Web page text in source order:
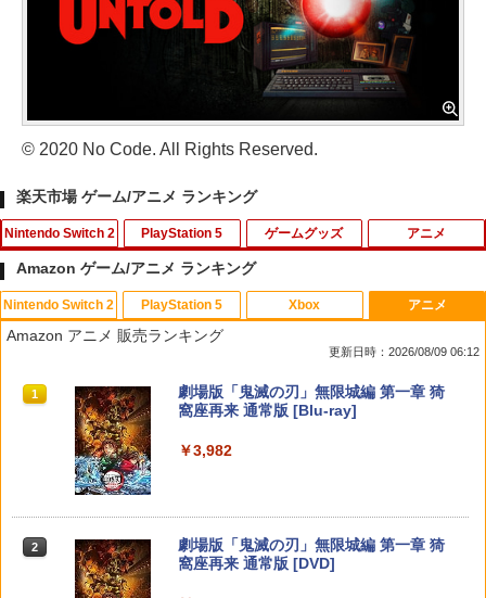
© 2020 No Code. All Rights Reserved.
楽天市場 ゲーム/アニメ ランキング
Nintendo Switch 2
1
空の軌跡 the 2nd Nintendo Switch 2 E
dition 通常版 【Switch2】 NXS-P-BTW
￥7,696
ition [NXS-P-AAAAH NSW2 ゼルダノデ
￥7,710
PlayStation 5
1
【SONYライセンス商品】DualSenseR
ワイヤレスコントローラー専用 USB-Cto
C充電ケーブル【Playstation5対応】
￥2,007
￥2,783
ゲームグッズ
1
【中古】フェイスニングで表情豊かに印
象アップ 大人のDS顔トレーニング(顔認
識カートリッジ「フェイスニングスキャ
ンド同梱)
2 【中古】Rhapsodia ラプソディア
￥350
アニメ
1
【中古】 二ノ国 [レンタル落ち] [Blu-ra
y] [ブルーレイ]
￥190
Amazon ゲーム/アニメ ランキング
Nintendo Switch 2
1
スプラトゥーン レイダース|オンライン
コード版
￥5,832
2 スプラトゥーン レイダース -Switch2
PlayStation 5
1
PlayStation 5 デジタル・エディション
日本語専用 Console Language: Japan
2
Beast of Reincarnation -PS5 【特典】
プロダクトコード 封入
Xbox
1
【純正品】Xbox ワイヤレス コントロー
ラー + USB-C® ケーブル
￥8,300
ラー (ロボット ホワイト)
アニメ
Amazon アニメ 販売ランキング
更新日時：2026/08/09 06:12
1
劇場版「鬼滅の刃」無限城編 第一章 猗
窩座再来 通常版 [Blu-ray]
￥3,982
2
劇場版「鬼滅の刃」無限城編 第一章 猗
窩座再来 通常版 [DVD]